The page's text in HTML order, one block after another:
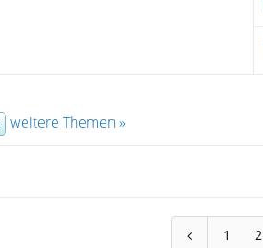
weitere Themen »
1 2